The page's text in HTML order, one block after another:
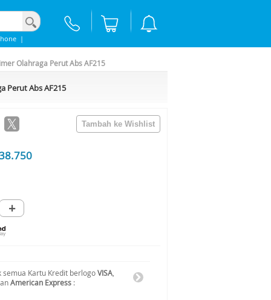
|
Olahraga Perut Abs AF215
Perut Abs AF215
+
Kartu Kredit berlogoVISA
American Express :